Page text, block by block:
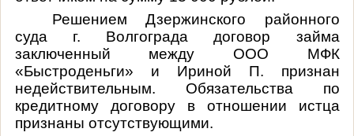
Решением Дзержинского районного
суда г. Волгограда договор займа
заключенный между ООО МФК
«Быстроденьги» и Ириной П. признан
недействительным. Обязательства по
кредитному договору в отношении истца
признаны отсутствующими.